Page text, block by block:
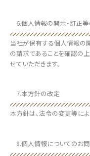
6.個人情報の開示・訂正
当社が保有する個人情報の
の請求であることを確認の
せていただきます。
7.本方針の改定
本方針は、法令の変更等によ
8.個人情報についてのお